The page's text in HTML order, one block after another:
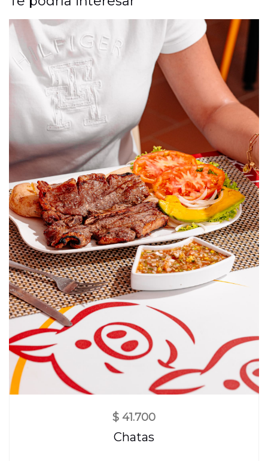
$ 41.700
Chatas